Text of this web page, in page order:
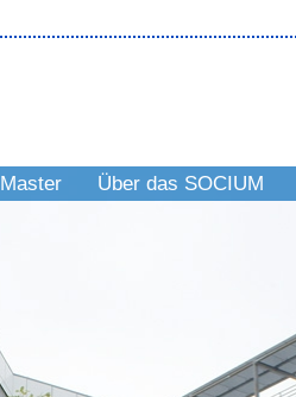
Master Über das SOCIUM